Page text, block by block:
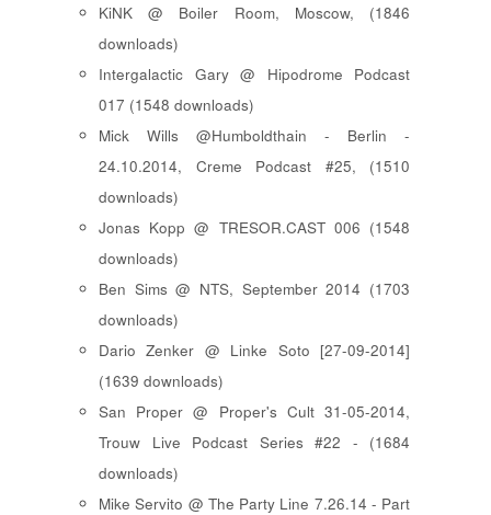
KiNK @ Boiler Room, Moscow, (1846
downloads)
Intergalactic Gary @ Hipodrome Podcast
017 (1548 downloads)
Mick Wills @Humboldthain - Berlin -
24.10.2014, Creme Podcast #25, (1510
downloads)
Jonas Kopp @ TRESOR.CAST 006 (1548
downloads)
Ben Sims @ NTS, September 2014 (1703
downloads)
Dario Zenker @ Linke Soto [27-09-2014]
(1639 downloads)
San Proper @ Proper's Cult 31-05-2014,
Trouw Live Podcast Series #22 - (1684
downloads)
Mike Servito @ The Party Line 7.26.14 - Part